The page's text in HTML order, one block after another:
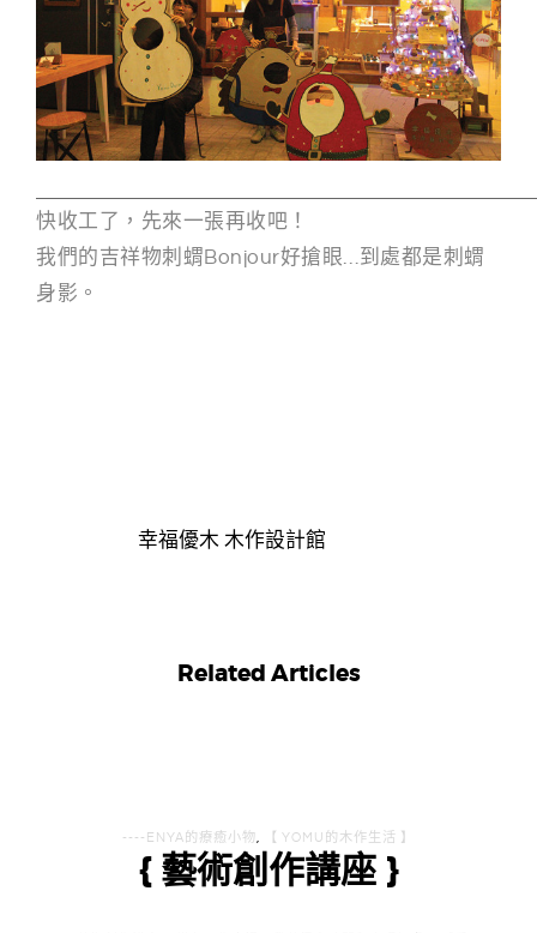
快收工了，先來一張再收吧！
我們的吉祥物刺蝟Bonjour好搶眼…到處都是刺蝟
身影。
幸福優木 木作設計館
Related Articles
----ENYA的療癒小物, 【 YOMU的木作生活 】
{ 藝術創作講座 }